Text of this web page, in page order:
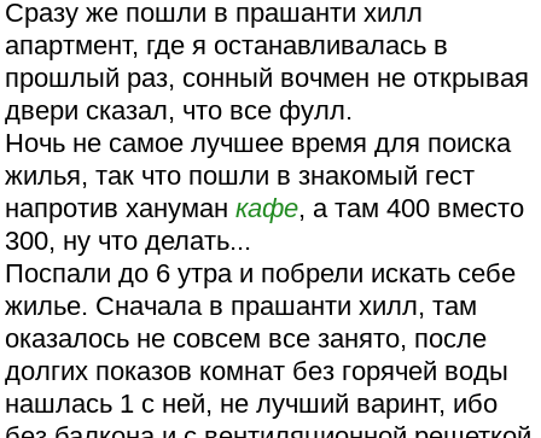
Сразу же пошли в прашанти хилл
апартмент, где я останавливалась в
прошлый раз, сонный вочмен не открывая
двери сказал, что все фулл.
Ночь не самое лучшее время для поиска
жилья, так что пошли в знакомый гест
напротив хануманкафе, а там 400 вместо
300, ну что делать...
Поспали до 6 утра и побрели искать себе
жилье. Сначала в прашанти хилл, там
оказалось не совсем все занято, после
долгих показов комнат без горячей воды
нашлась 1 с ней, не лучший варинт, ибо